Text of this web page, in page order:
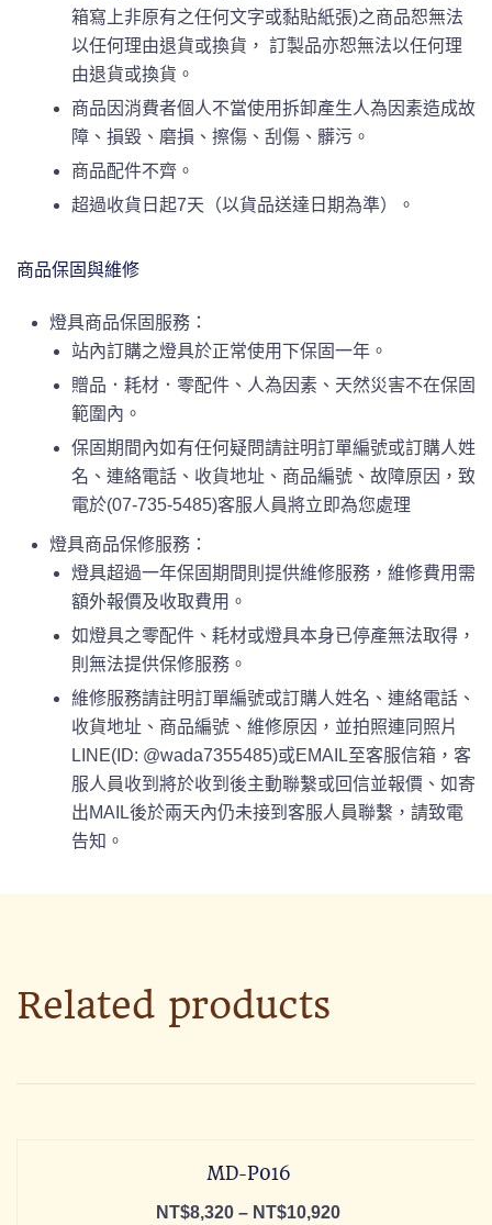
箱寫上非原有之任何文字或黏貼紙張)之商品恕無法
以任何理由退貨或換貨， 訂製品亦恕無法以任何理
由退貨或換貨。
商品因消費者個人不當使用拆卸產生人為因素造成故
障、損毀、磨損、擦傷、刮傷、髒污。
商品配件不齊。
超過收貨日起7天（以貨品送達日期為準）。
商品保固與維修
燈具商品保固服務：
站內訂購之燈具於正常使用下保固一年。
贈品．耗材．零配件、人為因素、天然災害不在保固
範圍內。
保固期間內如有任何疑問請註明訂單編號或訂購人姓
名、連絡電話、收貨地址、商品編號、故障原因，致
電於(07-735-5485)客服人員將立即為您處理
燈具商品保修服務：
燈具超過一年保固期間則提供維修服務，維修費用需
額外報價及收取費用。
如燈具之零配件、耗材或燈具本身已停產無法取得，
則無法提供保修服務。
維修服務請註明訂單編號或訂購人姓名、連絡電話、
收貨地址、商品編號、維修原因，並拍照連同照片
LINE(ID: @wada7355485)或EMAIL至客服信箱，客
服人員收到將於收到後主動聯繫或回信並報價、如寄
出MAIL後於兩天內仍未接到客服人員聯繫，請致電
告知。
Related products
MD-P016
NT$8,320 – NT$10,920